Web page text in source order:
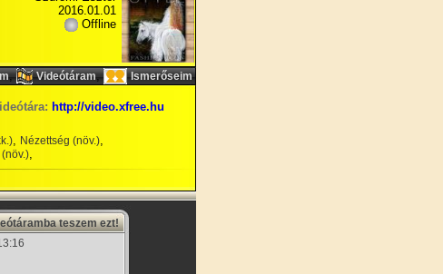
2016.01.01
Offline
, Videótáram, Ismerőseim
http://video.xfree.hu
, Nézettség (növ.),
,
teszem ezt!